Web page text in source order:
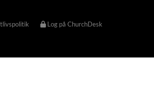
Log på ChurchDesk